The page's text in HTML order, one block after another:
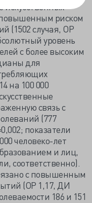
искусственных
повышенным риском
(1502 случая, ОР
уровень
с более высоким
для
на 100 000
связь с
(777
показатели
человеко-лет
и лиц,
соответственно).
с повышенным
(ОР 1,17, ДИ
186 и 151